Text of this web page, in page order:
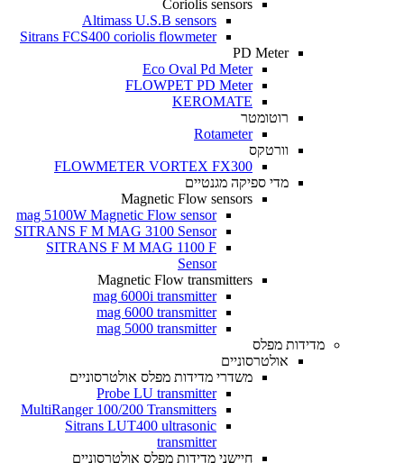
Coriolis sensors
Altimass U.S.B sensors
Sitrans FCS400 coriolis flowmeter
PD Meter
Eco Oval Pd Meter
FLOWPET PD Meter
KEROMATE
רוטומטר
Rotameter
וורטקס
FLOWMETER VORTEX FX300
מדי ספיקה מגנטיים
Magnetic Flow sensors
mag 5100W Magnetic Flow sensor
SITRANS F M MAG 3100 Sensor
SITRANS F M MAG 1100 F
Sensor
Magnetic Flow transmitters
mag 6000i transmitter
mag 6000 transmitter
mag 5000 transmitter
מדידות מפלס
אולטרסוניים
משדרי מדידות מפלס אולטרסוניים
Probe LU transmitter
MultiRanger 100/200 Transmitters
Sitrans LUT400 ultrasonic
transmitter
חיישני מדידות מפלס אולטרסוניים